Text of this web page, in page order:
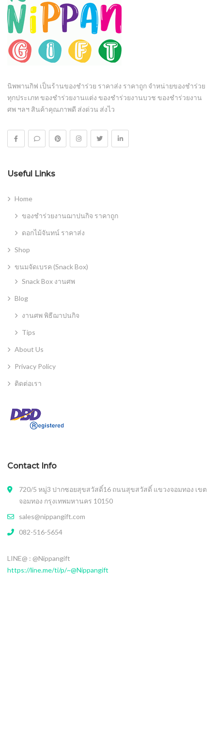
นิพพานกิฟ เป็นร้านของชำร่วย ราคาส่ง ราคาถูก จำหน่ายของชำร่วย
ทุกประเภท ของชำร่วยงานแต่ง ของชำร่วยงานบวช ของชำร่วยงาน
ศพ ฯลฯ สินค้าคุณภาพดี ส่งด่วน ส่งไว
Useful Links
Home
ของชำร่วยงานฌาปนกิจ ราคาถูก
ดอกไม้จันทน์ ราคาส่ง
Shop
ขนมจัดเบรค (Snack Box)
Snack Box งานศพ
Blog
งานศพ พิธีฌาปนกิจ
Tips
About Us
Privacy Policy
ติดต่อเรา
Contact Info
720/5 หมู่3 ปากซอยสุขสวัสดิ์16 ถนนสุขสวัสดิ์ แขวงจอมทอง เขต
จอมทอง กรุงเทพมหานคร 10150
sales@nippangift.com
082-516-5654
LINE@ : @Nippangift
https://line.me/ti/p/~@Nippangift